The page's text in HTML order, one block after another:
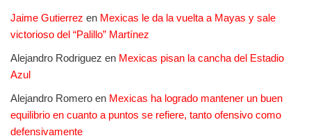
Jaime Gutierrez en Mexicas le da la vuelta a Mayas y sale
victorioso del “Palillo” Martínez
Alejandro Rodriguez en Mexicas pisan la cancha del Estadio
Azul
Alejandro Romero en Mexicas ha logrado mantener un buen
equilibrio en cuanto a puntos se refiere, tanto ofensivo como
defensivamente